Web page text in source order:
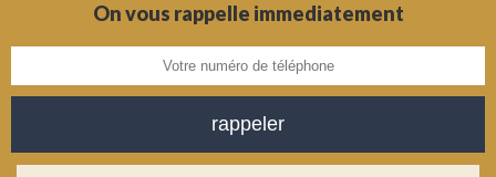
On vous rappelle immediatement